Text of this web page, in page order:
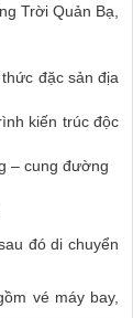
Trời Quản Bạ,
đặc sản địa
kiến trúc độc
– cung đường
đó di chuyển
vé máy bay,